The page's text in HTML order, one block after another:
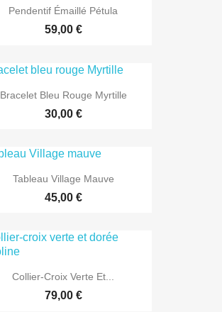
Pendentif Émaillé Pétula
59,00 €
Bracelet Bleu Rouge Myrtille
30,00 €
Tableau Village Mauve
45,00 €
Collier-Croix Verte Et...
79,00 €